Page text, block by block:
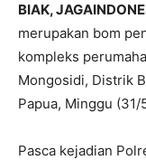
BIAK,
merupakan bom
kompleks
Mongosidi, Distrik
Papua, Minggu (31/
Pasca kejadian